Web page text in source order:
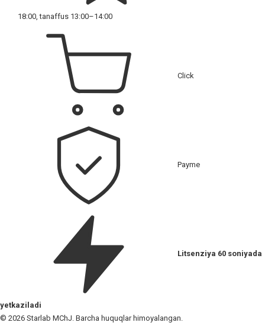
18:00, tanaffus 13:00–14:00
Click
Payme
Litsenziya 60 soniyada
yetkaziladi
© 2026 Starlab MChJ. Barcha huquqlar himoyalangan.